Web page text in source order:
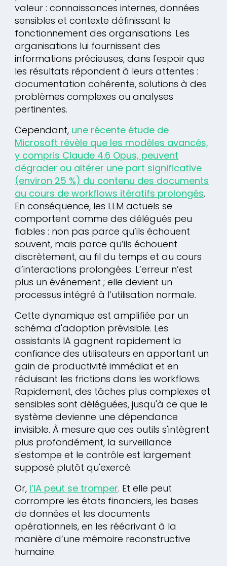
valeur : connaissances internes, données
sensibles et contexte définissant le
fonctionnement des organisations. Les
organisations lui fournissent des
informations précieuses, dans l'espoir que
les résultats répondent à leurs attentes :
documentation cohérente, solutions à des
problèmes complexes ou analyses
pertinentes.
Cependant, une récente étude de
Microsoft révèle que les modèles avancés,
y compris Claude 4.6 Opus, peuvent
dégrader ou altérer une part significative
(environ 25 %) du contenu des documents
au cours de workflows itératifs prolongés.
En conséquence, les LLM actuels se
comportent comme des délégués peu
fiables : non pas parce qu’ils échouent
souvent, mais parce qu’ils échouent
discrètement, au fil du temps et au cours
d’interactions prolongées. L’erreur n’est
plus un événement ; elle devient un
processus intégré à l’utilisation normale.
Cette dynamique est amplifiée par un
schéma d'adoption prévisible. Les
assistants IA gagnent rapidement la
confiance des utilisateurs en apportant un
gain de productivité immédiat et en
réduisant les frictions dans les workflows.
Rapidement, des tâches plus complexes et
sensibles sont déléguées, jusqu'à ce que le
système devienne une dépendance
invisible. À mesure que ces outils s'intègrent
plus profondément, la surveillance
s'estompe et le contrôle est largement
supposé plutôt qu'exercé.
Or, l’IA peut se tromper. Et elle peut
corrompre les états financiers, les bases
de données et les documents
opérationnels, en les réécrivant à la
manière d’une mémoire reconstructive
humaine.